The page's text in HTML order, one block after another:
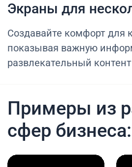
Экраны для
Создавайте комфорт для
показывая важную
развлекательный контент
Примеры из
сфер бизнеса: